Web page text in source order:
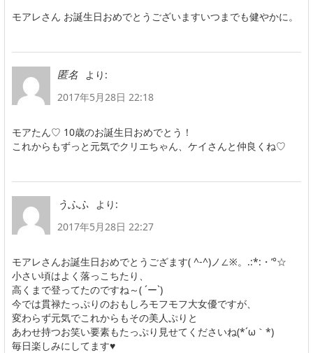
モアレさん お誕生日おめでとうございますいつまでも健やかに。
匿名
より:
2017年5月28日 22:18
モアたん♡ 10歳のお誕生日おめでとう！
これからもずっと元気でクリエちゃん、ケイさんと仲良くね♡
うふふ
より:
2017年5月28日 22:27
モアレさんお誕生日おめでとうござます( ^-^)ノ∠※。.:*:・’°☆
小さい頃はよく落っこちたり、
高くまで登ってたのですね～( ´ー`)
今では貫禄たっぷりのおもしろモフモフ大女優ですが、
変わらず元気でこれからもその美人ぷりと
あわせ持つお笑い要素もたっぷり見せてくださいね(*´ω｀*)
毎日楽しみにしてます♥